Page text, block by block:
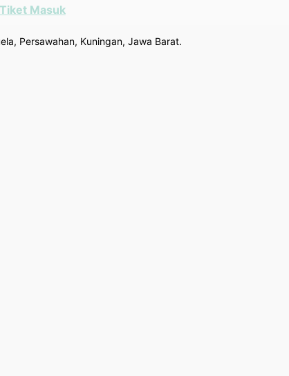
Masuk
Persawahan, Kuningan, Jawa Barat.